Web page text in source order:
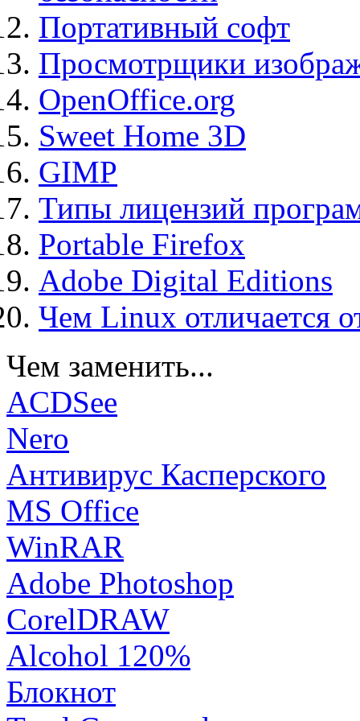
Портативный софт
Просмотрщики
OpenOffice.org
Sweet Home 3D
GIMP
Типы лицензий
Portable Firefox
Adobe Digital Editions
Чем Linux отличается
Чем заменить...
ACDSee
Nero
Антивирус Касперского
MS Office
WinRAR
Adobe Photoshop
CorelDRAW
Alcohol 120%
Блокнот